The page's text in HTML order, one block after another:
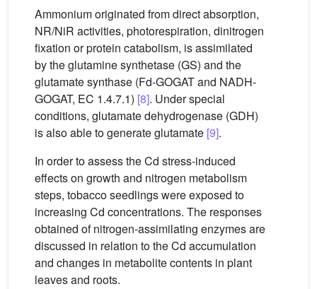
Ammonium originated from direct absorption,
NR/NiR activities, photorespiration, dinitrogen
fixation or protein catabolism, is assimilated
by the glutamine synthetase (GS) and the
glutamate synthase (Fd-GOGAT and NADH-
GOGAT, EC 1.4.7.1) [8]. Under special
conditions, glutamate dehydrogenase (GDH)
is also able to generate glutamate [9].
In order to assess the Cd stress-induced
effects on growth and nitrogen metabolism
steps, tobacco seedlings were exposed to
increasing Cd concentrations. The responses
obtained of nitrogen-assimilating enzymes are
discussed in relation to the Cd accumulation
and changes in metabolite contents in plant
leaves and roots.